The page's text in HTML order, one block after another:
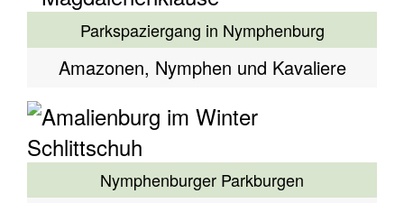
Parkspaziergang in Nymphenburg
Amazonen, Nymphen und Kavaliere
Nymphenburger Parkburgen